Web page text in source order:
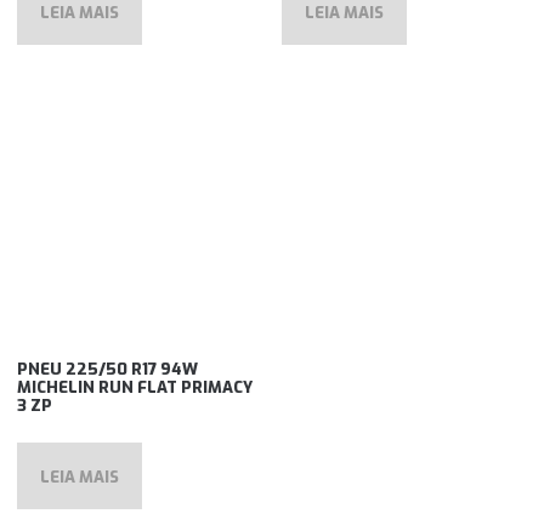
LEIA MAIS LEIA MAIS
PNEU 225/50 R17 94W
MICHELIN RUN FLAT PRIMACY
3 ZP
LEIA MAIS